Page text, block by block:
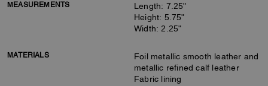
MEASUREMENTS
Length: 7.25"
Height: 5.75"
Width: 2.25"
MATERIALS
Foil metallic smooth leather and
metallic refined calf leather
Fabric lining